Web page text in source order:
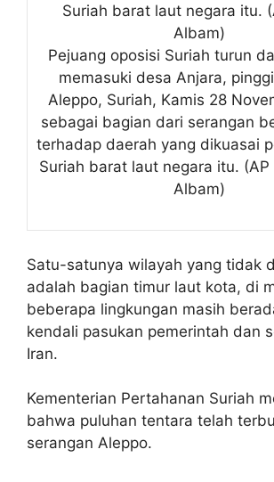
Suriah barat laut negara itu.
Albam)
Pejuang oposisi Suriah turun
memasuki desa Anjara,
Aleppo, Suriah, Kamis 28
sebagai bagian dari serangan
terhadap daerah yang dikuasai
Suriah barat laut negara itu. (AP
Albam)
Satu-satunya wilayah yang tidak
adalah bagian timur laut kota, di
beberapa lingkungan masih
kendali pasukan pemerintah dan
Iran.
Kementerian Pertahanan Suriah
bahwa puluhan tentara telah
serangan Aleppo.